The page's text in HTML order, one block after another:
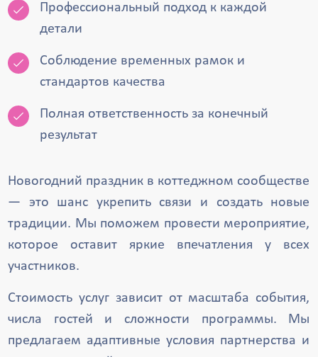
Профессиональный подход к каждой
детали
Соблюдение временных рамок и
стандартов качества
Полная ответственность за конечный
результат
Новогодний праздник в коттеджном сообществе
— это шанс укрепить связи и создать новые
традиции. Мы поможем провести мероприятие,
которое оставит яркие впечатления у всех
участников.
Стоимость услуг зависит от масштаба события,
числа гостей и сложности программы. Мы
предлагаем адаптивные условия партнерства и